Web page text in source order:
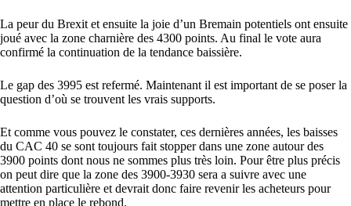
La peur du Brexit et ensuite la joie d’un Bremain potentiels ont ensuite
joué avec la zone charnière des 4300 points. Au final le vote aura
confirmé la continuation de la tendance baissière.
Le gap des 3995 est refermé. Maintenant il est important de se poser la
question d’où se trouvent les vrais supports.
Et comme vous pouvez le constater, ces dernières années, les baisses
du CAC 40 se sont toujours fait stopper dans une zone autour des
3900 points dont nous ne sommes plus très loin. Pour être plus précis
on peut dire que la zone des 3900-3930 sera a suivre avec une
attention particulière et devrait donc faire revenir les acheteurs pour
mettre en place le rebond.